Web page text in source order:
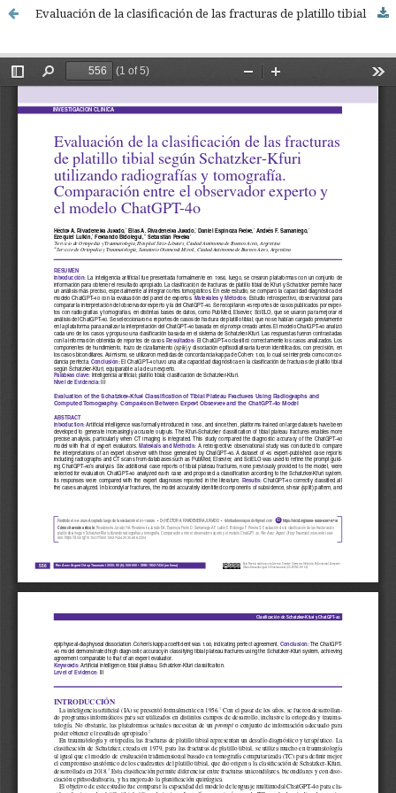
Evaluación de la clasificación de las fracturas de platillo tibial según Schatzker-Kfuri utilizando radiografías y tomografía. Comparación entre el observador experto y el modelo ChatGPT-4o